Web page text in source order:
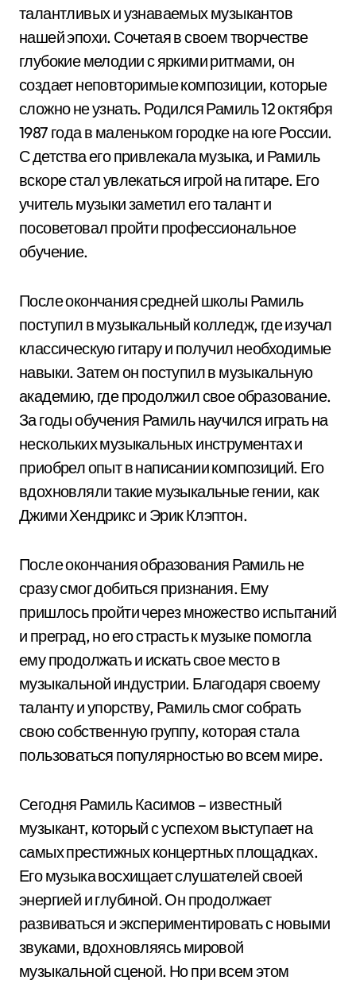
талантливых и узнаваемых музыкантов
нашей эпохи. Сочетая в своем творчестве
глубокие мелодии с яркими ритмами, он
создает неповторимые композиции, которые
сложно не узнать. Родился Рамиль 12 октября
1987 года в маленьком городке на юге России.
С детства его привлекала музыка, и Рамиль
вскоре стал увлекаться игрой на гитаре. Его
учитель музыки заметил его талант и
посоветовал пройти профессиональное
обучение.
После окончания средней школы Рамиль
поступил в музыкальный колледж, где изучал
классическую гитару и получил необходимые
навыки. Затем он поступил в музыкальную
академию, где продолжил свое образование.
За годы обучения Рамиль научился играть на
нескольких музыкальных инструментах и
приобрел опыт в написании композиций. Его
вдохновляли такие музыкальные гении, как
Джими Хендрикс и Эрик Клэптон.
После окончания образования Рамиль не
сразу смог добиться признания. Ему
пришлось пройти через множество испытаний
и преград, но его страсть к музыке помогла
ему продолжать и искать свое место в
музыкальной индустрии. Благодаря своему
таланту и упорству, Рамиль смог собрать
свою собственную группу, которая стала
пользоваться популярностью во всем мире.
Сегодня Рамиль Касимов – известный
музыкант, который с успехом выступает на
самых престижных концертных площадках.
Его музыка восхищает слушателей своей
энергией и глубиной. Он продолжает
развиваться и экспериментировать с новыми
звуками, вдохновляясь мировой
музыкальной сценой. Но при всем этом